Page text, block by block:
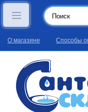
О магазине Способы